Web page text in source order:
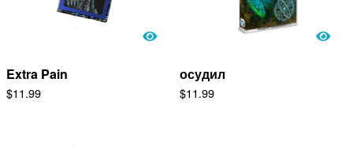
Extra Pain
$11.99
осудил
$11.99